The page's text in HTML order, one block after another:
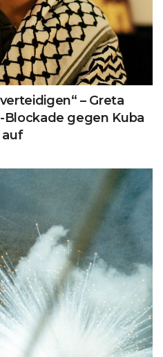
– Greta
gegen Kuba
auf